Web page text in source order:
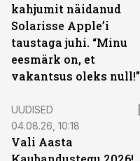
kahjumit näidanud
Solarisse Apple’i
taustaga juhi. “Minu
eesmärk on, et
vakantsus oleks null!”
UUDISED
04.08.26, 10:18
Vali Aasta